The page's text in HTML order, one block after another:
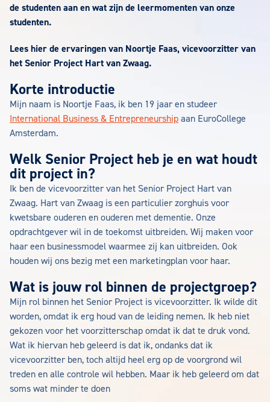
de studenten aan en wat zijn de leermomenten van onze
studenten.
Lees hier de ervaringen van Noortje Faas, vicevoorzitter van
het Senior Project Hart van Zwaag.
Korte introductie
Mijn naam is Noortje Faas, ik ben 19 jaar en studeer
International Business & Entrepreneurship aan EuroCollege
Amsterdam.
Welk Senior Project heb je en wat houdt
dit project in?
Ik ben de vicevoorzitter van het Senior Project Hart van
Zwaag. Hart van Zwaag is een particulier zorghuis voor
kwetsbare ouderen en ouderen met dementie. Onze
opdrachtgever wil in de toekomst uitbreiden. Wij maken voor
haar een businessmodel waarmee zij kan uitbreiden. Ook
houden wij ons bezig met een marketingplan voor haar.
Wat is jouw rol binnen de projectgroep?
Mijn rol binnen het Senior Project is vicevoorzitter. Ik wilde dit
worden, omdat ik erg houd van de leiding nemen. Ik heb niet
gekozen voor het voorzitterschap omdat ik dat te druk vond.
Wat ik hiervan heb geleerd is dat ik, ondanks dat ik
vicevoorzitter ben, toch altijd heel erg op de voorgrond wil
treden en alle controle wil hebben. Maar ik heb geleerd om dat
soms wat minder te doen